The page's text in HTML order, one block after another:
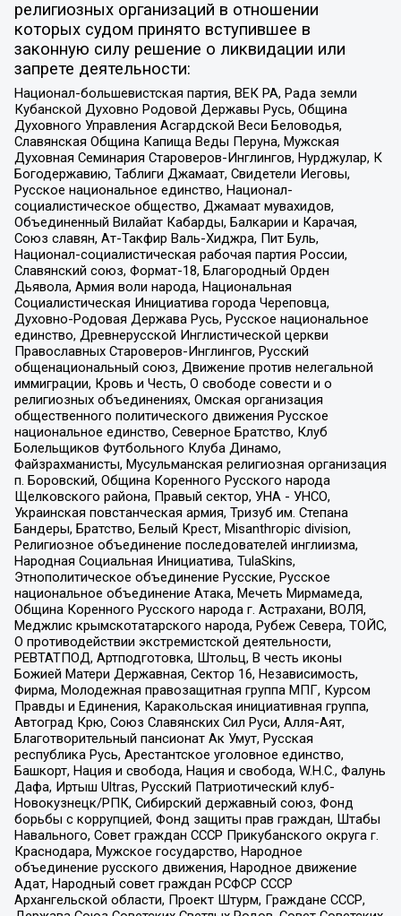
религиозных организаций в отношении
которых судом принято вступившее в
законную силу решение о ликвидации или
запрете деятельности:
Национал-большевистская партия, ВЕК РА, Рада земли
Кубанской Духовно Родовой Державы Русь, Община
Духовного Управления Асгардской Веси Беловодья,
Славянская Община Капища Веды Перуна, Мужская
Духовная Семинария Староверов-Инглингов, Нурджулар, К
Богодержавию, Таблиги Джамаат, Свидетели Иеговы,
Русское национальное единство, Национал-
социалистическое общество, Джамаат мувахидов,
Объединенный Вилайат Кабарды, Балкарии и Карачая,
Союз славян, Ат-Такфир Валь-Хиджра, Пит Буль,
Национал-социалистическая рабочая партия России,
Славянский союз, Формат-18, Благородный Орден
Дьявола, Армия воли народа, Национальная
Социалистическая Инициатива города Череповца,
Духовно-Родовая Держава Русь, Русское национальное
единство, Древнерусской Инглистической церкви
Православных Староверов-Инглингов, Русский
общенациональный союз, Движение против нелегальной
иммиграции, Кровь и Честь, О свободе совести и о
религиозных объединениях, Омская организация
общественного политического движения Русское
национальное единство, Северное Братство, Клуб
Болельщиков Футбольного Клуба Динамо,
Файзрахманисты, Мусульманская религиозная организация
п. Боровский, Община Коренного Русского народа
Щелковского района, Правый сектор, УНА - УНСО,
Украинская повстанческая армия, Тризуб им. Степана
Бандеры, Братство, Белый Крест, Misanthropic division,
Религиозное объединение последователей инглиизма,
Народная Социальная Инициатива, TulaSkins,
Этнополитическое объединение Русские, Русское
национальное объединение Атака, Мечеть Мирмамеда,
Община Коренного Русского народа г. Астрахани, ВОЛЯ,
Меджлис крымскотатарского народа, Рубеж Севера, ТОЙС,
О противодействии экстремистской деятельности,
РЕВТАТПОД, Артподготовка, Штольц, В честь иконы
Божией Матери Державная, Сектор 16, Независимость,
Фирма, Молодежная правозащитная группа МПГ, Курсом
Правды и Единения, Каракольская инициативная группа,
Автоград Крю, Союз Славянских Сил Руси, Алля-Аят,
Благотворительный пансионат Ак Умут, Русская
республика Русь, Арестантское уголовное единство,
Башкорт, Нация и свобода, Нация и свобода, W.H.С., Фалунь
Дафа, Иртыш Ultras, Русский Патриотический клуб-
Новокузнецк/РПК, Сибирский державный союз, Фонд
борьбы с коррупцией, Фонд защиты прав граждан, Штабы
Навального, Совет граждан СССР Прикубанского округа г.
Краснодара, Мужское государство, Народное
объединение русского движения, Народное движение
Адат, Народный совет граждан РСФСР СССР
Архангельской области, Проект Штурм, Граждане СССР,